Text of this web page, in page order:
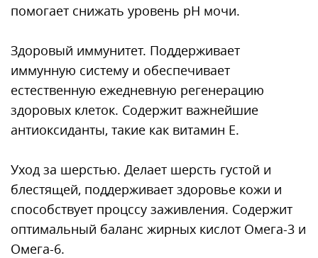
помогает снижать уровень pH мочи.
Здоровый иммунитет. Поддерживает
иммунную систему и обеспечивает
естественную ежедневную регенерацию
здоровых клеток. Содержит важнейшие
антиоксиданты, такие как витамин Е.
Уход за шерстью. Делает шерсть густой и
блестящей, поддерживает здоровье кожи и
способствует процссу заживления. Содержит
оптимальный баланс жирных кислот Омега-3 и
Омега-6.